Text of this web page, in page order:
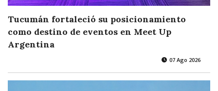
Tucumán fortaleció su posicionamiento
como destino de eventos en Meet Up
Argentina
07 Ago 2026